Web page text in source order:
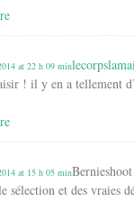
at 22 h 09 min
! il y en a tellement
Bernieshoot
at 15 h 05 min
sélection et des vraies